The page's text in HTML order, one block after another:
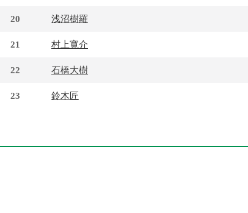
20 浅沼樹羅
21 村上寛介
22 石橋大樹
23 鈴木匠